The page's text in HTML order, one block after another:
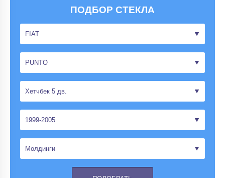
ПОДБОР СТЕКЛА